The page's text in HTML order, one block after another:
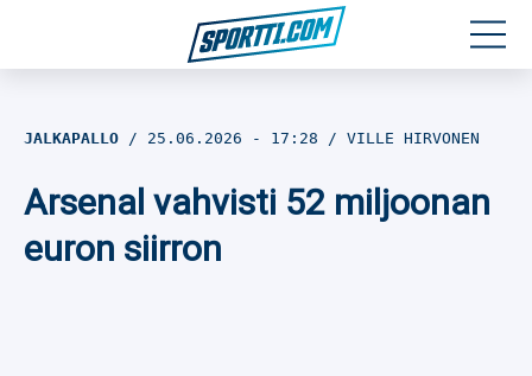
Jalkapallo
JALKAPALLO 25.06.2026 - 17:28 VILLE HIRVONEN
Arsenal vahvisti 52 miljoonan
euron siirron